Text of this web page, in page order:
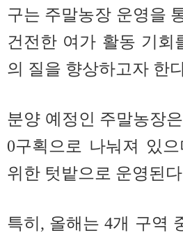
구는 주말농장 운영을
건전한 여가 활동 기
의 질을 향상하고자 한
분양 예정인 주말농장
0구획으로 나눠져 있
위한 텃밭으로 운영된
특히, 올해는 4개 구역